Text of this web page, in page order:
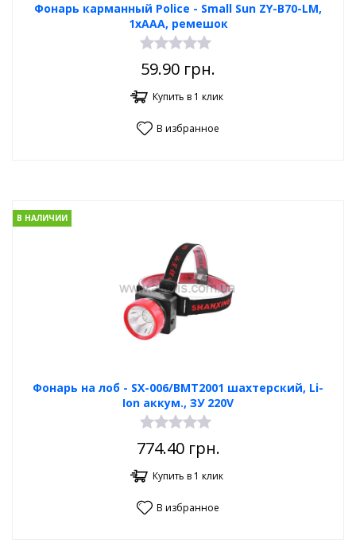
Фонарь карманный Poliсe - Small Sun ZY-B70-LM,
1хAAA, ремешок
59.90 грн.
Купить в 1 клик
В избранное
Фонарь на лоб - SX-006/BMT2001 шахтерский, Li-
Ion аккум., ЗУ 220V
В НАЛИЧИИ
774.40грн.
Купить в 1 клик
В избранное